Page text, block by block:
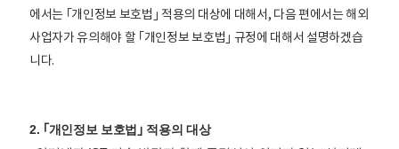
에서는 ｢개인정보 보호법｣ 적용의 대상에 대해서, 다음 편에서는 해외
사업자가 유의해야 할 ｢개인정보 보호법｣ 규정에 대해서 설명하겠습
니다.
2. ｢개인정보 보호법｣ 적용의 대상